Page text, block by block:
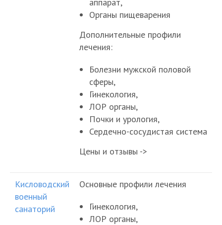
Органы пищеварения
Дополнительные профили
лечения:
Болезни мужской половой
сферы,
Гинекология,
ЛОР органы,
Почки и урология,
Сердечно-сосудистая система
Цены и отзывы ->
Кисловодский
военный
санаторий
Основные профили лечения
Гинекология,
ЛОР органы,